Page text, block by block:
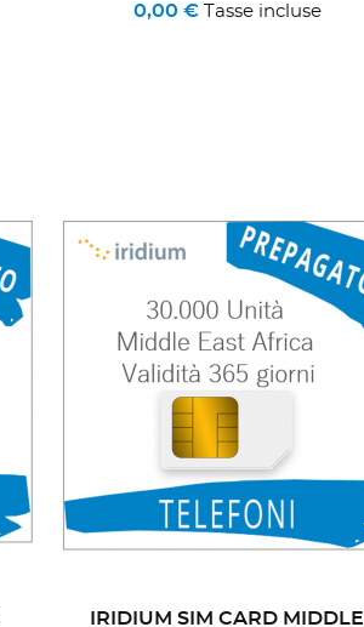
0,00 €Tasse incluse
IRIDIUM SIM CARD MIDDLE